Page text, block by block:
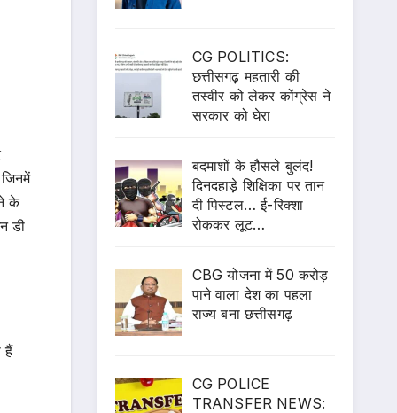
के
डी
हैं
CG POLITICS:
छत्तीसगढ़ महतारी की
तस्वीर को लेकर कोंग्रेस ने
सरकार को घेरा
बदमाशों के हौसले बुलंद!
दिनदहाड़े शिक्षिका पर तान
दी पिस्टल… ई-रिक्शा
रोककर लूट…
CBG योजना में 50 करोड़
पाने वाला देश का पहला
राज्य बना छत्तीसगढ़
CG POLICE
TRANSFER NEWS: